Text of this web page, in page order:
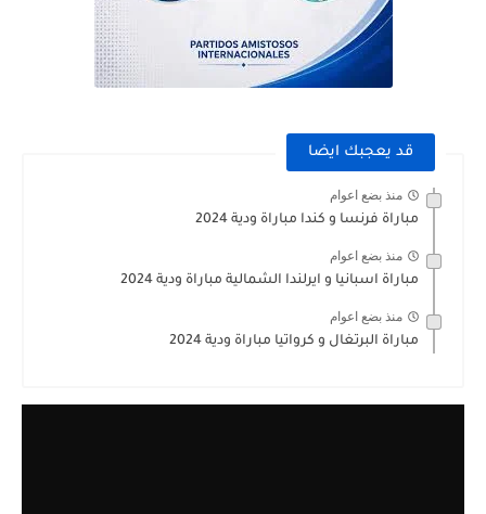
قد يعجبك ايضا
منذ بضع اعوام
مباراة فرنسا و كندا مباراة ودية 2024
منذ بضع اعوام
مباراة اسبانيا و ايرلندا الشمالية مباراة ودية 2024
منذ بضع اعوام
مباراة البرتغال و كرواتيا مباراة ودية 2024